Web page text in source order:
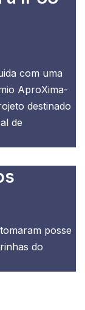
com uma
AproXima-
destinado
de
posse
do